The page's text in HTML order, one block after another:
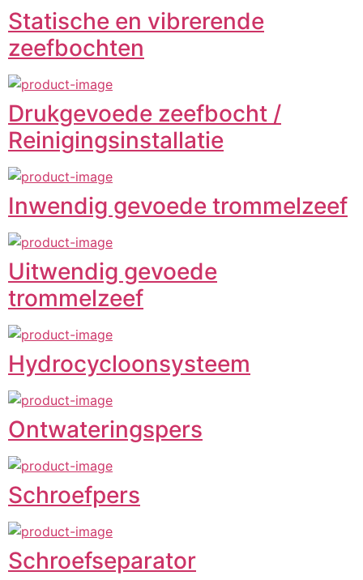
Statische en vibrerende
zeefbochten
Drukgevoede zeefbocht /
Reinigingsinstallatie
Inwendig gevoede trommelzeef
Uitwendig gevoede
trommelzeef
Hydrocycloonsysteem
Ontwateringspers
Schroefpers
Schroefseparator